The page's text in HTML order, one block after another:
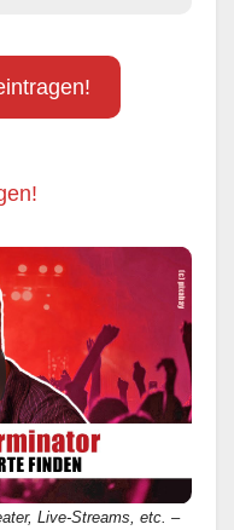
Live-Streams, etc. –